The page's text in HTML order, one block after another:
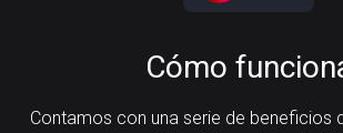
Cómo
Contamos con una serie de beneficios